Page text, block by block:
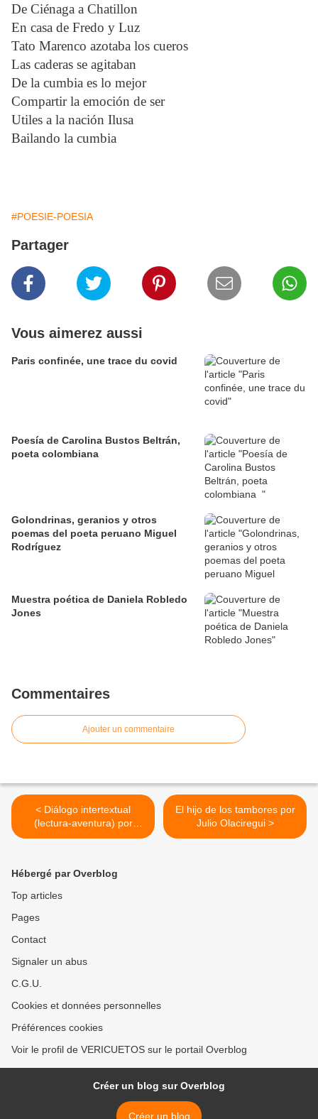
De Ciénaga a Chatillon
En casa de Fredo y Luz
Tato Marenco azotaba los cueros
Las caderas se agitaban
De la cumbia es lo mejor
Compartir la emoción de ser
Utiles a la nación Ilusa
Bailando la cumbia
#POESIE-POESIA
Partager
Vous aimerez aussi
Paris confinée, une trace du covid
Poesía de Carolina Bustos Beltrán,
poeta colombiana
Golondrinas, geranios y otros
poemas del poeta peruano Miguel
Rodríguez
Muestra poética de Daniela Robledo
Jones
Commentaires
Ajouter un commentaire
< Diálogo intertextual
(lectura-aventura) por
Orlando Jimeno Grendi
El hijo de los tambores por
Julio Olaciregui >
Hébergé par Overblog
Top articles
Pages
Contact
Signaler un abus
C.G.U.
Cookies et données personnelles
Préférences cookies
Voir le profil de VERICUETOS sur le portail Overblog
Créer un blog sur Overblog
Créer un blog